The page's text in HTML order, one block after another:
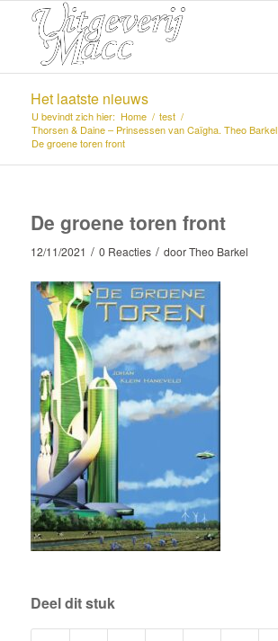
Het laatste nieuws
U bevindt zich hier: Home / test /
Thorsen & Daine – Prinsessen van Caïgha. Theo Barkel
De groene toren front
De groene toren front
12/11/2021 / 0 Reacties / doorTheo Barkel
Deel dit stuk